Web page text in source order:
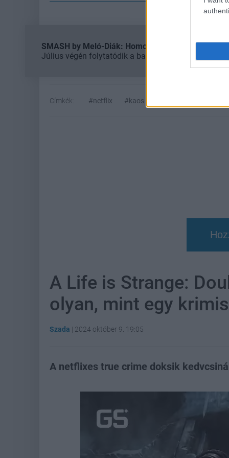
SMASH by Meló-Diák: Homok, zene és a nyár
Július végén folytatódik a balatoni strandröplabda-
Címkék: #netflix #kaos
A Life is Strange:
olyan, mint egy
Szada | 2024 október 9. 19:05
A netflixes true crime doksik